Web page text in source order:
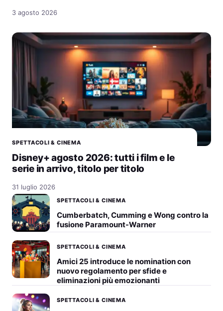
3 agosto 2026
SPETTACOLI & CINEMA
Disney+ agosto 2026: tutti i film e le
serie in arrivo, titolo per titolo
31 luglio 2026
SPETTACOLI & CINEMA
Cumberbatch, Cumming e Wong contro la
fusione Paramount-Warner
SPETTACOLI & CINEMA
Amici 25 introduce le nomination con
nuovo regolamento per sfide e
eliminazioni più emozionanti
SPETTACOLI & CINEMA